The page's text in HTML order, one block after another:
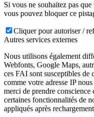
Si vous ne souhaitez pas
vous pouvez bloquer ce
Cliquer pour autoriser /
Autres services externes
Nous utilisons également
Webfonts, Google Maps,
ces FAI sont susceptibles de
comme votre adresse IP
merci de prendre conscience
certaines fonctionnalités de
appliqués après